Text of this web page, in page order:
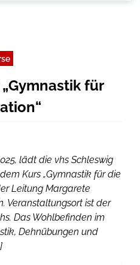
für
lädt die vhs Schleswig
Kurs „Gymnastik für die
Leitung Margarete
Veranstaltungsort ist der
Das Wohlbefinden im
Dehnübungen und